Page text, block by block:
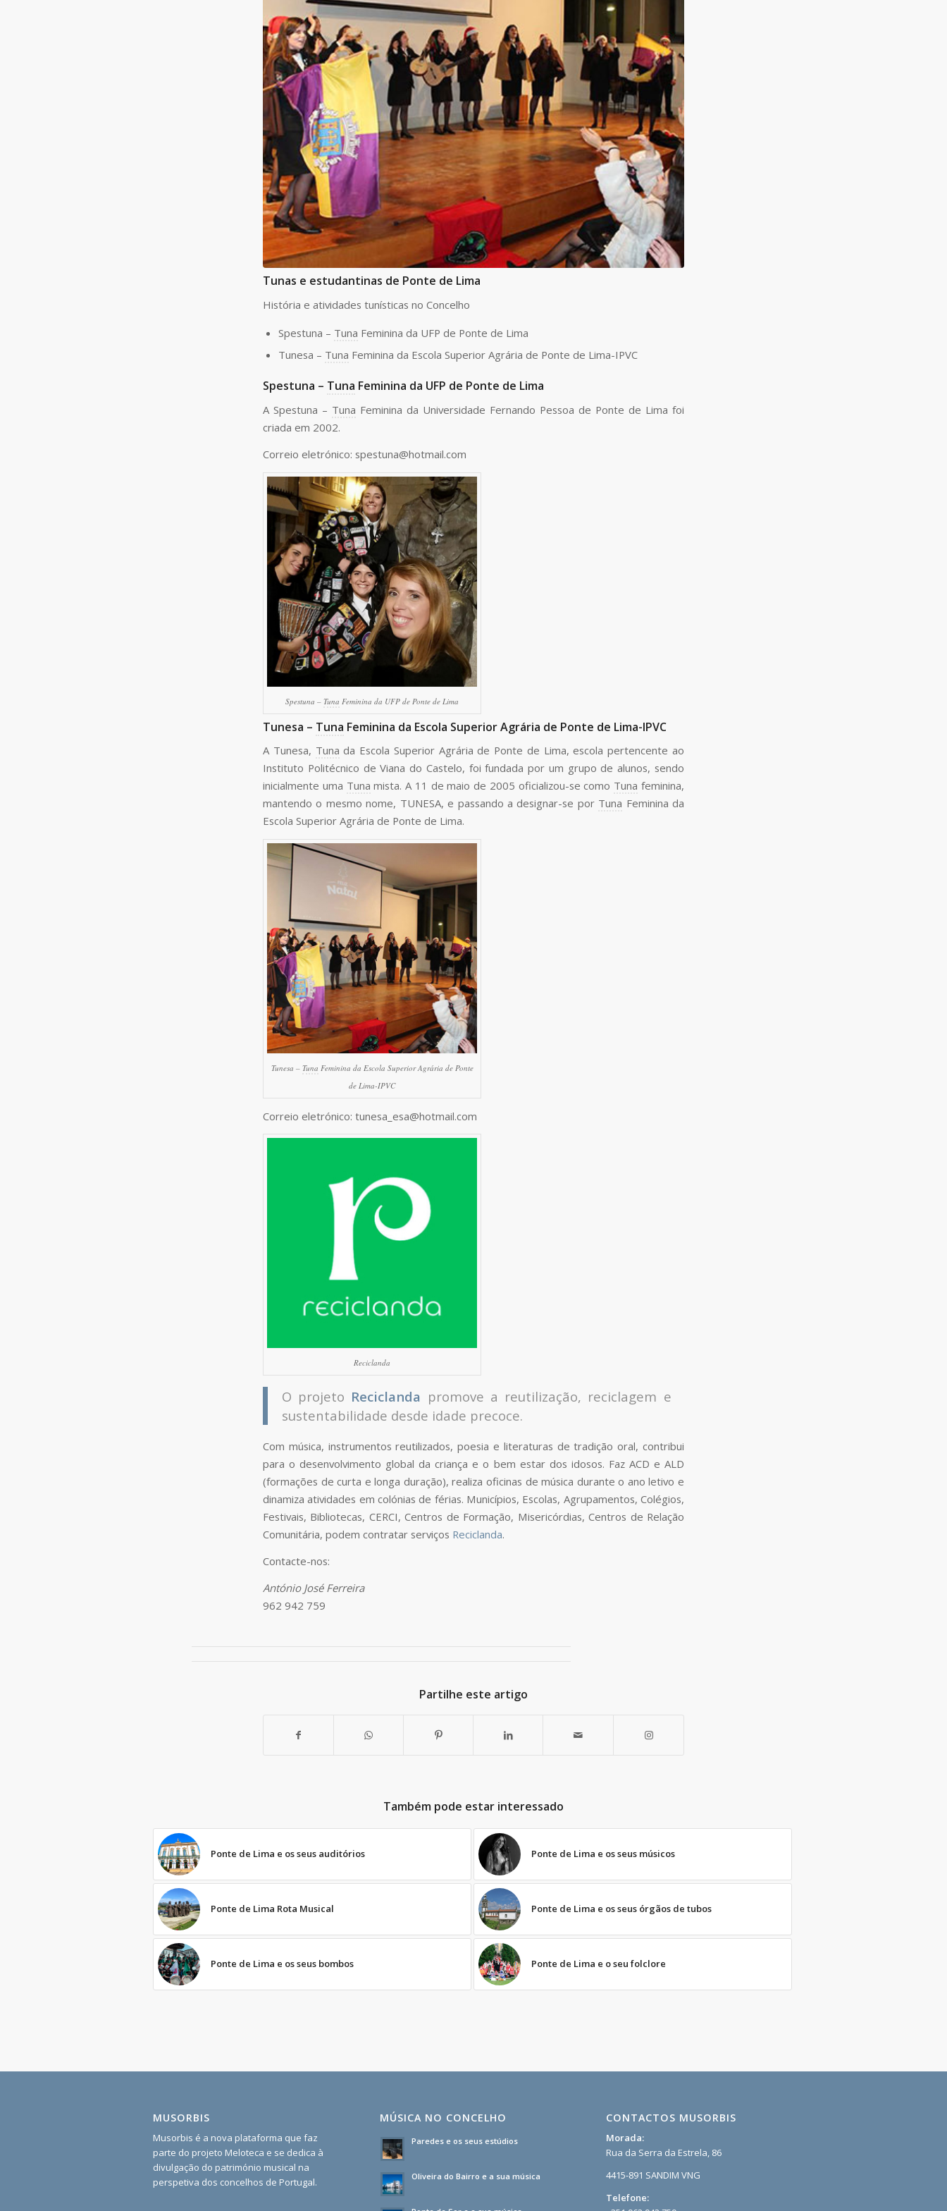
Tunas e estudantinas de Ponte de Lima
História e atividades tunísticas no Concelho
Spestuna – Tuna Feminina da UFP de Ponte de Lima
Tunesa – Tuna Feminina da Escola Superior Agrária de Ponte de Lima-IPVC
Spestuna – Tuna Feminina da UFP de Ponte de Lima
A Spestuna – Tuna Feminina da Universidade Fernando Pessoa de Ponte de Lima foi
criada em 2002.
Correio eletrónico: spestuna@hotmail.com
Spestuna – Tuna Feminina da UFP de Ponte de Lima
Tunesa – Tuna Feminina da Escola Superior Agrária de Ponte de Lima-IPVC
A Tunesa, Tuna da Escola Superior Agrária de Ponte de Lima, escola pertencente ao
Instituto Politécnico de Viana do Castelo, foi fundada por um grupo de alunos, sendo
inicialmente uma Tuna mista. A 11 de maio de 2005 oficializou-se como Tuna feminina,
mantendo o mesmo nome, TUNESA, e passando a designar-se por Tuna Feminina da
Escola Superior Agrária de Ponte de Lima.
Tunesa – Tuna Feminina da Escola Superior Agrária de Ponte
de Lima-IPVC
Correio eletrónico: tunesa_esa@hotmail.com
Reciclanda
O projeto Reciclanda promove a reutilização, reciclagem e
sustentabilidade desde idade precoce.
Com música, instrumentos reutilizados, poesia e literaturas de tradição oral, contribui
para o desenvolvimento global da criança e o bem estar dos idosos. Faz ACD e ALD
(formações de curta e longa duração), realiza oficinas de música durante o ano letivo e
dinamiza atividades em colónias de férias. Municípios, Escolas, Agrupamentos, Colégios,
Festivais, Bibliotecas, CERCI, Centros de Formação, Misericórdias, Centros de Relação
Comunitária, podem contratar serviços Reciclanda.
Contacte-nos:
António José Ferreira
962 942 759
Partilhe este artigo
Também pode estar interessado
Ponte de Lima e os seus auditórios Ponte de Lima e os seus músicos
Ponte de Lima Rota Musical Ponte de Lima e os seus órgãos de tubos
Ponte de Lima e os seus bombos Ponte de Lima e o seu folclore
MUSORBIS
Musorbis é a nova plataforma que faz
parte do projeto Meloteca e se dedica à
divulgação do património musical na
perspetiva dos concelhos de Portugal.
MÚSICA NO CONCELHO
Paredes e os seus estúdios
Oliveira do Bairro e a sua música
CONTACTOS MUSORBIS
Morada:
Rua da Serra da Estrela, 86
4415-891 SANDIM VNG
Telefone: